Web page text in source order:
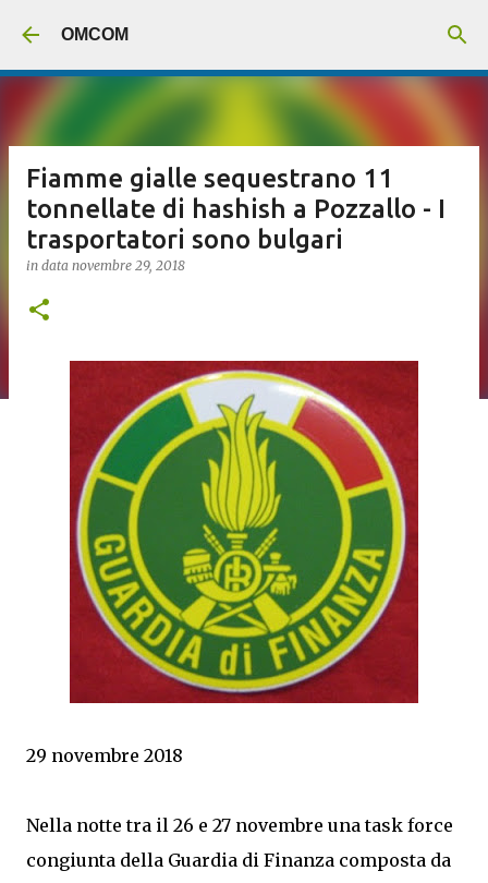
OMCOM
Fiamme gialle sequestrano 11
tonnellate di hashish a Pozzallo - I
trasportatori sono bulgari
in data novembre 29, 2018
29 novembre 2018
Nella notte tra il 26 e 27 novembre una task force
congiunta della Guardia di Finanza composta da